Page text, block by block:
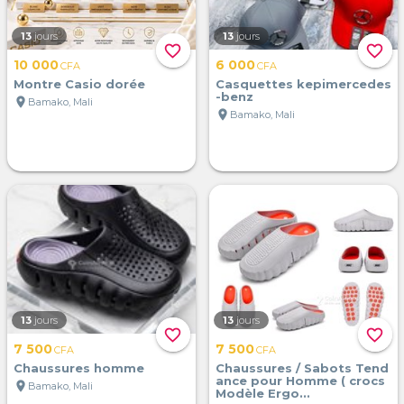
favorite_border
13 jours
10 000CFA
Montre Casio dorée
location_on Bamako, Mali
favorite_border
13 jours
6 000CFA
Casquettes kepimercedes
-benz
location_on Bamako, Mali
favorite_border
13 jours
7 500CFA
Chaussures homme
location_on Bamako, Mali
favorite_border
13 jours
7 500CFA
Chaussures / Sabots Tend
ance pour Homme ( crocs
Modèle Ergo...